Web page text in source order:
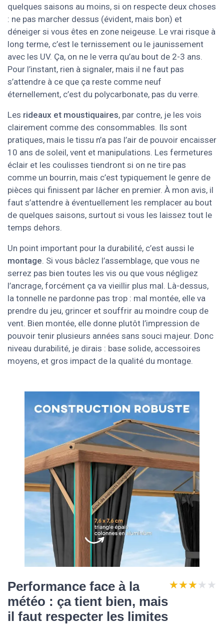
quelques saisons au moins, si on respecte deux choses
: ne pas marcher dessus (évident, mais bon) et
déneiger si vous êtes en zone neigeuse. Le vrai risque à
long terme, c’est le ternissement ou le jaunissement
avec les UV. Ça, on ne le verra qu’au bout de 2-3 ans.
Pour l’instant, rien à signaler, mais il ne faut pas
s’attendre à ce que ça reste comme neuf
éternellement, c’est du polycarbonate, pas du verre.
Les rideaux et moustiquaires, par contre, je les vois
clairement comme des consommables. Ils sont
pratiques, mais le tissu n’a pas l’air de pouvoir encaisser
10 ans de soleil, vent et manipulations. Les fermetures
éclair et les coulisses tiendront si on ne tire pas
comme un bourrin, mais c’est typiquement le genre de
pièces qui finissent par lâcher en premier. À mon avis, il
faut s’attendre à éventuellement les remplacer au bout
de quelques saisons, surtout si vous les laissez tout le
temps dehors.
Un point important pour la durabilité, c’est aussi le
montage. Si vous bâclez l’assemblage, que vous ne
serrez pas bien toutes les vis ou que vous négligez
l’ancrage, forcément ça va vieillir plus mal. Là-dessus,
la tonnelle ne pardonne pas trop : mal montée, elle va
prendre du jeu, grincer et souffrir au moindre coup de
vent. Bien montée, elle donne plutôt l’impression de
pouvoir tenir plusieurs années sans souci majeur. Donc
niveau durabilité, je dirais : base solide, accessoires
moyens, et gros impact de la qualité du montage.
Performance face à la
météo : ça tient bien, mais
il faut respecter les limites
★★★★★
★★★★★